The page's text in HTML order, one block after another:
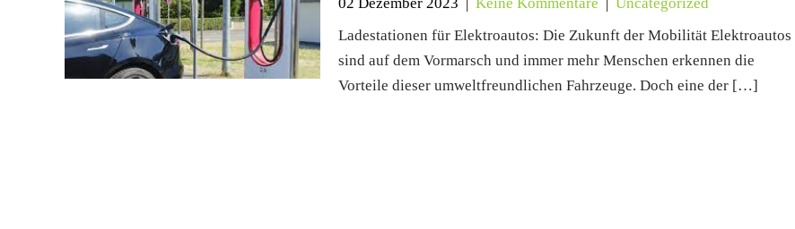
Ladestationen für Elektroautos: Die Zukunft der Mobilität Elektroautos
sind auf dem Vormarsch und immer mehr Menschen erkennen die
Vorteile dieser umweltfreundlichen Fahrzeuge. Doch eine der […]